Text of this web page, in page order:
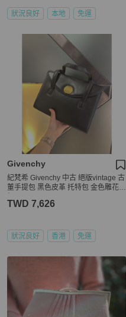
狀況良好 本地 免運
Givenchy
紀梵希 Givenchy 中古 絕版vintage 古
董手提包 黑色皮革 托特包 金色雕花圓
TWD 7,626
狀況良好 香港 免運